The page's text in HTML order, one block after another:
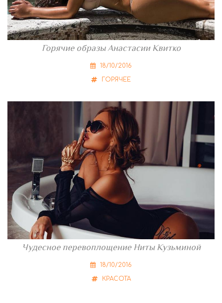
Горячие образы Анастасии Квитко
18/10/2016
ГОРЯЧЕЕ
Чудесное перевоплощение Ниты Кузьминой
18/10/2016
КРАСОТА